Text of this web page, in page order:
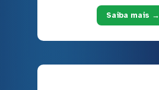
Saiba mais →